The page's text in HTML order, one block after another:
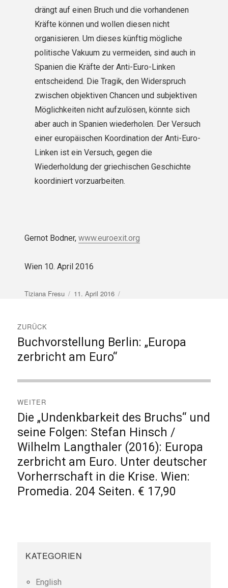
drängt auf einen Bruch und die vorhandenen
Kräfte können und wollen diesen nicht
organisieren. Um dieses künftig mögliche
politische Vakuum zu vermeiden, sind auch in
Spanien die Kräfte der Anti-Euro-Linken
entscheidend. Die Tragik, den Widerspruch
zwischen objektiven Chancen und subjektiven
Möglichkeiten nicht aufzulösen, könnte sich
aber auch in Spanien wiederholen. Der Versuch
einer europäischen Koordination der Anti-Euro-
Linken ist ein Versuch, gegen die
Wiederholdung der griechischen Geschichte
koordiniert vorzuarbeiten.
Gernot Bodner, www.euroexit.org
Wien 10. April 2016
Autor
Tiziana Fresu
Veröffentlicht
11. April 2016
ZURÜCK
Vorheriger
Beitrag:
Buchvorstellung Berlin: „Europa
zerbricht am Euro“
WEITER
Nächster
Beitrag:
Die „Undenkbarkeit des Bruchs“ und
seine Folgen: Stefan Hinsch /
Wilhelm Langthaler (2016): Europa
zerbricht am Euro. Unter deutscher
Vorherrschaft in die Krise. Wien:
Promedia. 204 Seiten. € 17,90
KATEGORIEN
English